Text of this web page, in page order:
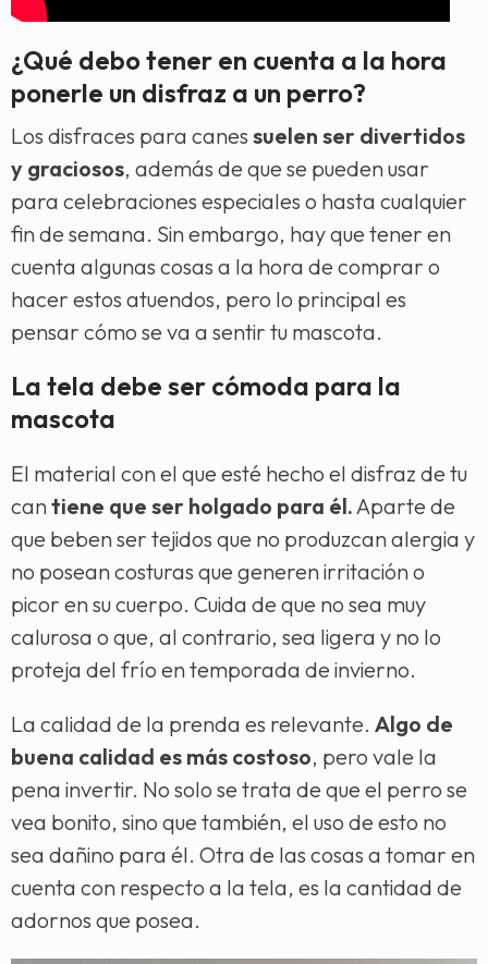
¿Qué debo tener en cuenta a la hora
ponerle un disfraz a un perro?
Los disfraces para canes suelen ser divertidos
y graciosos, además de que se pueden usar
para celebraciones especiales o hasta cualquier
fin de semana. Sin embargo, hay que tener en
cuenta algunas cosas a la hora de comprar o
hacer estos atuendos, pero lo principal es
pensar cómo se va a sentir tu mascota.
La tela debe ser cómoda para la
mascota
El material con el que esté hecho el disfraz de tu
cantiene que ser holgado para él.Aparte de
que beben ser tejidos que no produzcan alergia y
no posean costuras que generen irritación o
picor en su cuerpo. Cuida de que no sea muy
calurosa o que, al contrario, sea ligera y no lo
proteja del frío en temporada de invierno.
La calidad de la prenda es relevante. Algo de
buena calidad es más costoso, pero vale la
pena invertir. No solo se trata de que el perro se
vea bonito, sino que también, el uso de esto no
sea dañino para él. Otra de las cosas a tomar en
cuenta con respecto a la tela, es la cantidad de
adornos que posea.